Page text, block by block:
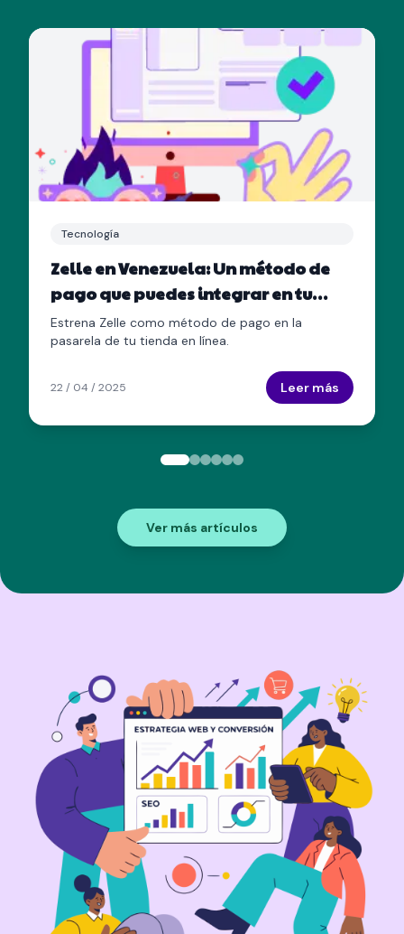
Tecnología
Zelle en Venezuela: Un método de
pago que puedes integrar en tu
tienda en línea
Estrena Zelle como método de pago en la
pasarela de tu tienda en línea.
22 / 04 / 2025 Leer más
Ver más artículos